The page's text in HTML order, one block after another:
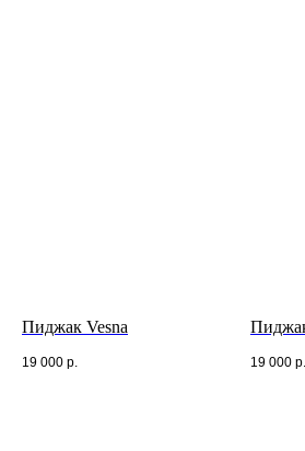
Пиджак Vesna
19 000 р. 19 000 р.